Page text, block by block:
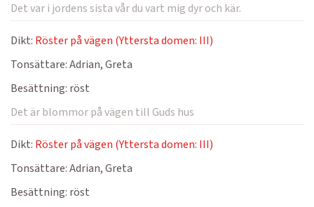
Det var i jordens sista vår du vart mig dyr och kär.
Dikt: Röster på vägen (Yttersta domen: III)
Tonsättare:Adrian, Greta
Besättning: röst
Det är blommor på vägen till Guds hus
Dikt: Röster på vägen (Yttersta domen: III)
Tonsättare:Adrian, Greta
Besättning: röst